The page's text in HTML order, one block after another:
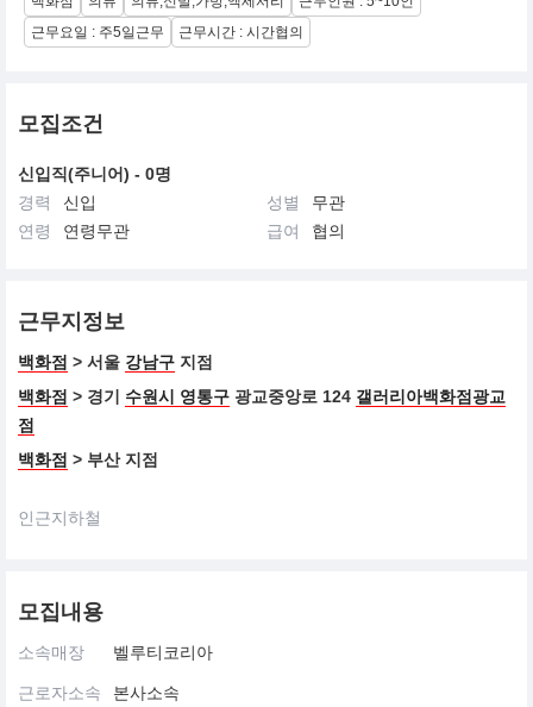
근무요일 : 주5일근무
근무시간 : 시간협의
모집조건
신입직(주니어) - 0명
경력
신입 성별
무관
연령
연령무관 급여 협의
근무지정보
백화점 > 서울 강남구 지점
백화점 > 경기 수원시 영통구 광교중앙로 124 갤러리아백화점광교
점
백화점 > 부산 지점
인근지하철
모집내용
소속매장 벨루티코리아
근로자소속 본사소속